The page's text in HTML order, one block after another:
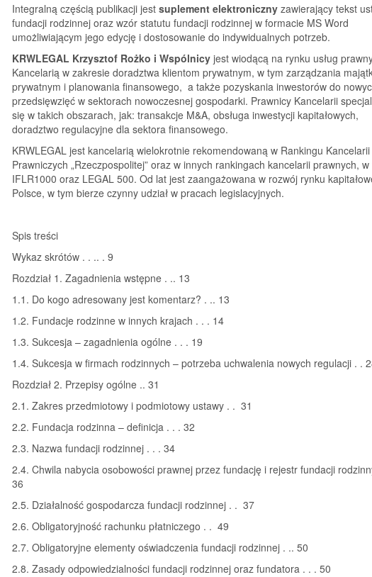
Integralną częścią publikacji jest suplement elektroniczny zawierający tekst
fundacji rodzinnej oraz wzór statutu fundacji rodzinnej w formacie MS Word
umożliwiającym jego edycję i dostosowanie do indywidualnych potrzeb.
KRWLEGAL Krzysztof Rożko i Wspólnicy jest wiodącą na rynku usług
Kancelarią w zakresie doradztwa klientom prywatnym, w tym zarządzania
prywatnym i planowania finansowego, a także pozyskania inwestorów do
przedsięwzięć w sektorach nowoczesnej gospodarki. Prawnicy Kancelarii
się w takich obszarach, jak: transakcje M&A, obsługa inwestycji kapitałowych,
doradztwo regulacyjne dla sektora finansowego.
KRWLEGAL jest kancelarią wielokrotnie rekomendowaną w Rankingu Kancelarii
Prawniczych „Rzeczpospolitej” oraz w innych rankingach kancelarii prawnych, w
IFLR1000 oraz LEGAL 500. Od lat jest zaangażowana w rozwój rynku
Polsce, w tym bierze czynny udział w pracach legislacyjnych.
Spis treści
Wykaz skrótów . . .. . 9
Rozdział 1. Zagadnienia wstępne . .. 13
1.1. Do kogo adresowany jest komentarz? . .. 13
1.2. Fundacje rodzinne w innych krajach . . . 14
1.3. Sukcesja – zagadnienia ogólne . . . 19
1.4. Sukcesja w firmach rodzinnych – potrzeba uchwalenia nowych regulacji . .
Rozdział 2. Przepisy ogólne .. 31
2.1. Zakres przedmiotowy i podmiotowy ustawy . . 31
2.2. Fundacja rodzinna – definicja . . . 32
2.3. Nazwa fundacji rodzinnej . . . 34
2.4. Chwila nabycia osobowości prawnej przez fundację i rejestr fundacji
36
2.5. Działalność gospodarcza fundacji rodzinnej . . 37
2.6. Obligatoryjność rachunku płatniczego . . 49
2.7. Obligatoryjne elementy oświadczenia fundacji rodzinnej . .. 50
2.8. Zasady odpowiedzialności fundacji rodzinnej oraz fundatora . . . 50